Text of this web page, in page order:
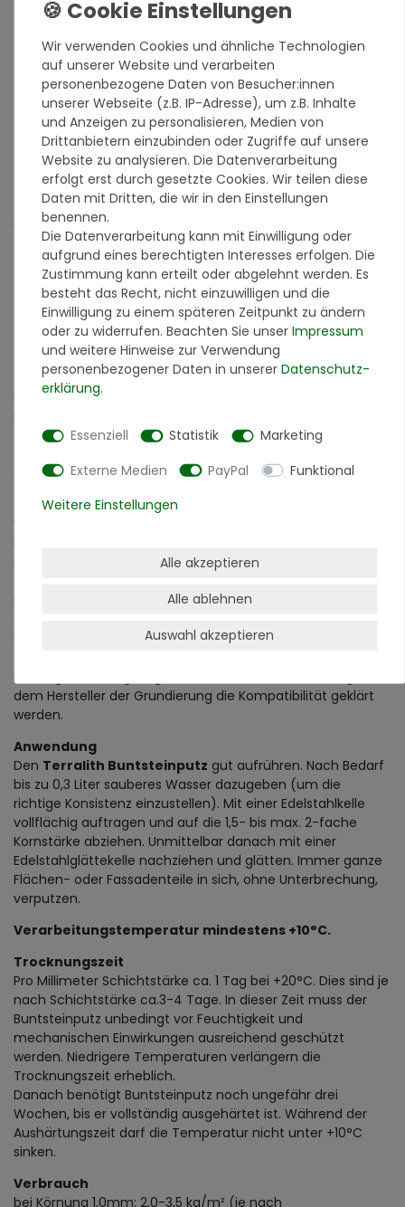
gestalterische Vielseitigkeit mit rund 200
verschiedenen Variationen
hoch mechanisch belastbar
ideal für strapazierte Bereiche wie Sockel oder
Eingangsbereiche
gute Wasserdampfdurchlässigkeit
schmutzunempfindlich
witterungsbeständig
Anwendungsgebiete
Wandflächen im Innen- und Außenbereich
mineralische Untergründe
Wärmedämmverbundsysteme
Sockelbereiche, Wandflächen in Treppenhäusern,
Fluren, Garagen etc.
kein Bodenbelag / nur für vertikale Flächen
Grundierung
Der Untergrund muss von Staub, Schmutz und Putzhaftung
ebenflächig sein. Als Grundanstrich muss dieTerralith
saugenden oder sandenden Untergründen muss vorab mit
Warum Grundieren?
besteht die Gefahr, dass der Buntsteinputz früher oder
Belastungen Schaden nimmt oder Fremdstoffe durch die
ist immer eine systemgerechte Grundierung einzusetzen,
Fremdgrundierung eingesetzt werden muss unbedingt mit
dem Hersteller der Grundierung die Kompatibilität geklärt
werden.
Anwendung
Den Terralith Buntsteinputz gut aufrühren. Nach Bedarf
bis zu 0,3 Liter sauberes Wasser dazugeben (um die
richtige Konsistenz einzustellen). Mit einer Edelstahlkelle
vollflächig auftragen und auf die 1,5- bis max. 2-fache
Kornstärke abziehen. Unmittelbar danach mit einer
Edelstahlglättekelle nachziehen und glätten. Immer ganze
Flächen- oder Fassadenteile in sich, ohne Unterbrechung,
verputzen.
Verarbeitungstemperatur mindestens +10°C.
Trocknungszeit
Pro Millimeter Schichtstärke ca. 1 Tag bei +20°C. Dies sind je
nach Schichtstärke ca.3-4 Tage. In dieser Zeit muss der
Buntsteinputz unbedingt vor Feuchtigkeit und
mechanischen Einwirkungen ausreichend geschützt
werden. Niedrigere Temperaturen verlängern die
Trocknungszeit erheblich.
Danach benötigt Buntsteinputz noch ungefähr drei
Wochen, bis er vollständig ausgehärtet ist. Während der
Aushärtungszeit darf die Temperatur nicht unter +10°C
sinken.
Verbrauch
bei Körnung 1,0mm: 2,0-3,5 kg/m² (je nach
Wir verwenden Cookies und ähnliche Technologien
auf unserer Website und verarbeiten
personenbezogene Daten von Besucher:innen
unserer Webseite (z.B. IP-Adresse), um z.B. Inhalte
und Anzeigen zu personalisieren, Medien von
Drittanbietern einzubinden oder Zugriffe auf unsere
Website zu analysieren. Die Datenverarbeitung
erfolgt erst durch gesetzte Cookies. Wir teilen diese
Daten mit Dritten, die wir in den Einstellungen
benennen.
Die Datenverarbeitung kann mit Einwilligung oder
aufgrund eines berechtigten Interesses erfolgen. Die
Zustimmung kann erteilt oder abgelehnt werden. Es
besteht das Recht, nicht einzuwilligen und die
Einwilligung zu einem späteren Zeitpunkt zu ändern
oder zu widerrufen. Beachten Sie unser Impressum
und weitere Hinweise zur Verwendung
personenbezogener Daten in unserer Daten­schutz­
erklärung.
Essenziell Statistik
Marketing
Externe Medien
PayPal
Funktional
Weitere Einstellungen
Alle akzeptieren
Alle ablehnen
Auswahl akzeptieren